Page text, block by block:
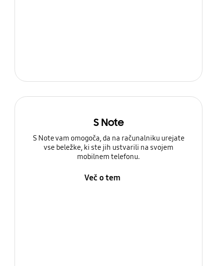
S Note
S Note vam omogoča, da na računalniku urejate
vse beležke, ki ste jih ustvarili na svojem
mobilnem telefonu.
Več o tem